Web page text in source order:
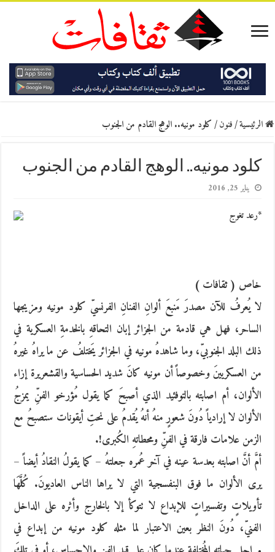
الرئيسية/فنون/كلود مونيه.. الوهج القادم من الجنوب
كلود مونيه.. الوهج القادم من الجنوب
يناير 25, 2016
*رعد تغوج
خاص ( ثقافات )
لا يُعرفُ للآن مصدرَ مَنبعَ ألوانِ الفنانِ الفرنسيّ كلود مونيه ومزيجها
الساحر، فهل هي قادمة من الجزائر إبان التحاقهِ بالخدمةِ العسكرية في
ذلك البلد الجنوبيّ، وما شاهدهُ مونيه في الجزائر يَختلفُ عن ما يراهُ غيرهُ
من العسكريينَ وخصوصاً أن مونيه كانَ شديد الحساسية والقشعريرة إزاء
الألوان، أم اصابته بالتوفئيد الذي أصبحَ كما يقول مُؤرخو الفنِّ يمزجُ
الألوان لا إرادياً دُونَ شعورٍ منهُ أنهُ يُقدمُ على نحتِ أيقونات ستصبحُ مع
الزمن علامات فارقة في الفنِّ ومحطاتهِ الكُبرى!.
أمَّ أنَّ اصابته بعدسة عينه في آخر عُمره جعلتهُ – كما يقولُ النقادُ أيضاً –
يرى الألوان ما فوق البنفسجية التي لا يراها الناس العاديونَ. كُلَّهَا
تأويلاتٍ وتفسيراتٍ للإبداع لا تتوكأ إلا بالخارج وأثره على الداخل
الفنيّ، دُونَ النظر بعين الاعتبار لما مثله كلود مونيه من إبداع في